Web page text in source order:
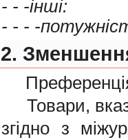
- - -iншi:
- - - -
2.
Товари,
згiдно з